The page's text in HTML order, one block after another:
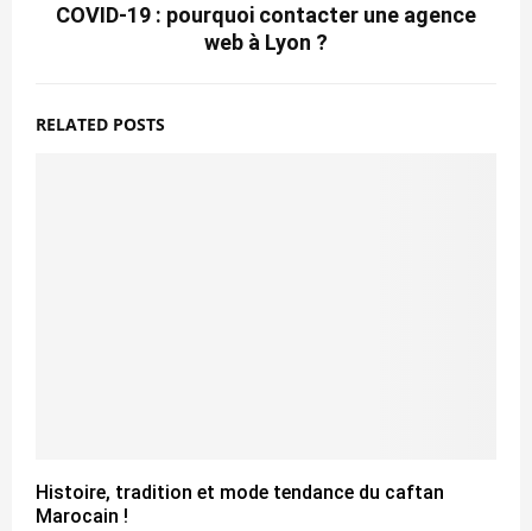
COVID-19 : pourquoi contacter une agence
web à Lyon ?
RELATED POSTS
Histoire, tradition et mode tendance du caftan
Marocain !